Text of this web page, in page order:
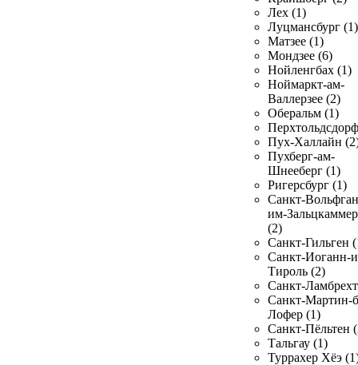
Лех (1)
Луцмансбург (1)
Матзее (1)
Мондзее (6)
Нойленгбах (1)
Ноймаркт-ам-
Валлерзее (2)
Оберальм (1)
Пух-Халлайн
Пухберг-ам-
Шнееберг (1)
Ригерсбург (1)
Санкт-
им-
(2)
Санкт-Гильген
Санкт-Иоганн-
Тироль (2)
Санкт-
Санкт-Мартин-
Лофер (1)
Санкт-Пёльтен
Тальгау (1)
Туррахер Хёэ